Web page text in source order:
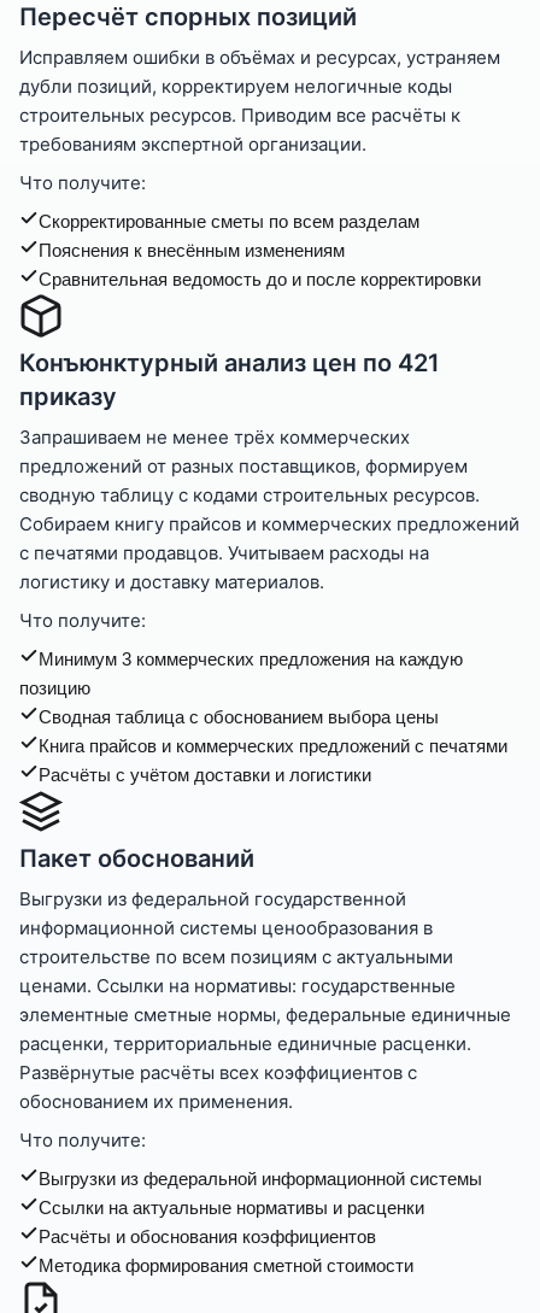
Пересчёт спорных позиций
Исправляем ошибки в объёмах и ресурсах, устраняем
дубли позиций, корректируем нелогичные коды
строительных ресурсов. Приводим все расчёты к
требованиям экспертной организации.
Что получите:
Скорректированные сметы по всем разделам
Пояснения к внесённым изменениям
Сравнительная ведомость до и после корректировки
Конъюнктурный анализ цен по 421
приказу
Запрашиваем не менее трёх коммерческих
предложений от разных поставщиков, формируем
сводную таблицу с кодами строительных ресурсов.
Собираем книгу прайсов и коммерческих предложений
с печатями продавцов. Учитываем расходы на
логистику и доставку материалов.
Что получите:
Минимум 3 коммерческих предложения на каждую
позицию
Сводная таблица с обоснованием выбора цены
Книга прайсов и коммерческих предложений с печатями
Расчёты с учётом доставки и логистики
Пакет обоснований
Выгрузки из федеральной государственной
информационной системы ценообразования в
строительстве по всем позициям с актуальными
ценами. Ссылки на нормативы: государственные
элементные сметные нормы, федеральные единичные
расценки, территориальные единичные расценки.
Развёрнутые расчёты всех коэффициентов с
обоснованием их применения.
Что получите:
Выгрузки из федеральной информационной системы
Ссылки на актуальные нормативы и расценки
Расчёты и обоснования коэффициентов
Методика формирования сметной стоимости